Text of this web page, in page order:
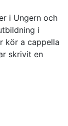
i Ungern och
i
kör a cappella
skrivit en